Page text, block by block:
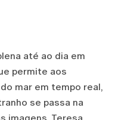
até ao dia em
permite aos
mar em tempo real,
se passa na